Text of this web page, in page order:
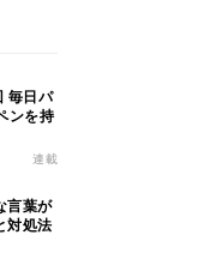
毎日パ
ンを持
連載
言葉が
対処法